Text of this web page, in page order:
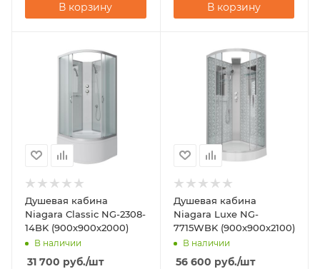
В корзину В корзину
Душевая кабина
Niagara Classic NG-2308-
14BK (900х900х2000)
В наличии
31 700 руб./шт
Душевая кабина
Niagara Luxe NG-
7715WBK (900x900х2100)
В наличии
56 600 руб./шт